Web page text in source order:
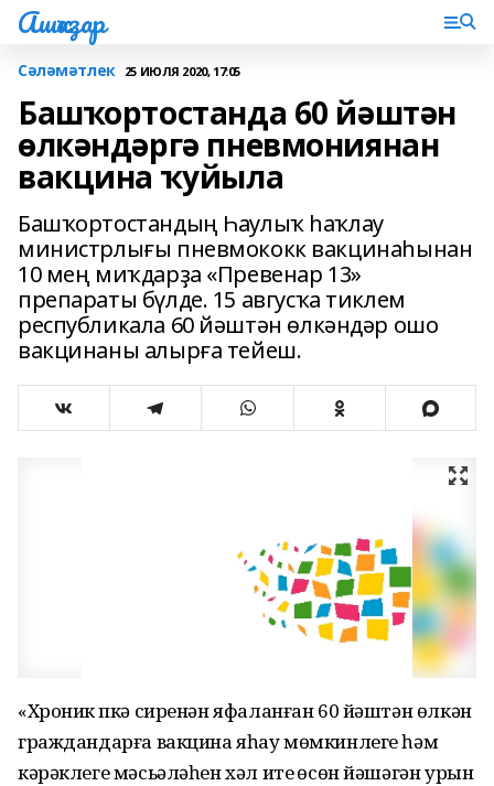
Ашҡаҙар
Сәләмәтлек 25 ИЮЛЯ 2020, 17:05
Башҡортостанда 60 йәштән
өлкәндәргә пневмониянан
вакцина ҡуйыла
Башҡортостандың Һаулыҡ һаҡлау
министрлығы пневмококк вакцинаһынан
10 мең миҡдарҙа «Превенар 13»
препараты бүлде. 15 авгусҡа тиклем
республикала 60 йәштән өлкәндәр ошо
вакцинаны алырға тейеш.
«Хроник үпкә сиренән яфаланған 60 йәштән өлкән
граждандарға вакцина яһау мөмкинлеге һәм
кәрәклеге мәсьәләһен хәл итеү өсөн йәшәгән урын